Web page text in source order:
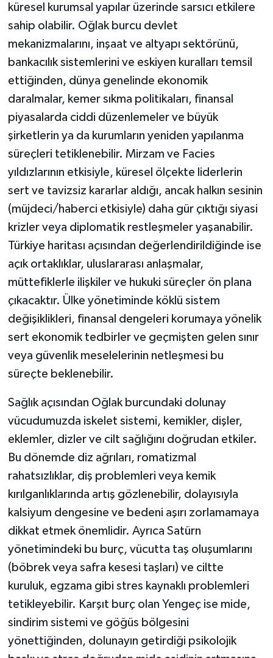
küresel kurumsal yapılar üzerinde sarsıcı etkilere
sahip olabilir. Oğlak burcu devlet
mekanizmalarını, inşaat ve altyapı sektörünü,
bankacılık sistemlerini ve eskiyen kuralları temsil
ettiğinden, dünya genelinde ekonomik
daralmalar, kemer sıkma politikaları, finansal
piyasalarda ciddi düzenlemeler ve büyük
şirketlerin ya da kurumların yeniden yapılanma
süreçleri tetiklenebilir. Mirzam ve Facies
yıldızlarının etkisiyle, küresel ölçekte liderlerin
sert ve tavizsiz kararlar aldığı, ancak halkın sesinin
(müjdeci/haberci etkisiyle) daha gür çıktığı siyasi
krizler veya diplomatik restleşmeler yaşanabilir.
Türkiye haritası açısından değerlendirildiğinde ise
açık ortaklıklar, uluslararası anlaşmalar,
müttefiklerle ilişkiler ve hukuki süreçler ön plana
çıkacaktır. Ülke yönetiminde köklü sistem
değişiklikleri, finansal dengeleri korumaya yönelik
sert ekonomik tedbirler ve geçmişten gelen sınır
veya güvenlik meselelerinin netleşmesi bu
süreçte beklenebilir.
Sağlık açısından Oğlak burcundaki dolunay
vücudumuzda iskelet sistemi, kemikler, dişler,
eklemler, dizler ve cilt sağlığını doğrudan etkiler.
Bu dönemde diz ağrıları, romatizmal
rahatsızlıklar, diş problemleri veya kemik
kırılganlıklarında artış gözlenebilir, dolayısıyla
kalsiyum dengesine ve bedeni aşırı zorlamamaya
dikkat etmek önemlidir. Ayrıca Satürn
yönetimindeki bu burç, vücutta taş oluşumlarını
(böbrek veya safra kesesi taşları) ve ciltte
kuruluk, egzama gibi stres kaynaklı problemleri
tetikleyebilir. Karşıt burç olan Yengeç ise mide,
sindirim sistemi ve göğüs bölgesini
yönettiğinden, dolunayın getirdiği psikolojik